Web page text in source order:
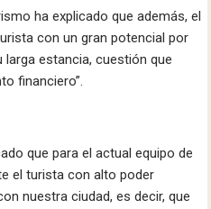
ha explicado que además, el
con un gran potencial por
estancia, cuestión que
financiero”.
que para el actual equipo de
el turista con alto poder
nuestra ciudad, es decir, que